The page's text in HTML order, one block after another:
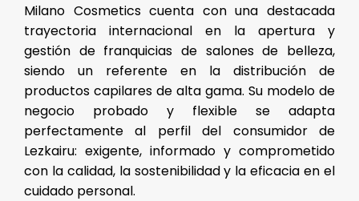
Milano Cosmetics cuenta con una destacada
trayectoria internacional en la apertura y
gestión de franquicias de salones de belleza,
siendo un referente en la distribución de
productos capilares de alta gama. Su modelo de
negocio probado y flexible se adapta
perfectamente al perfil del consumidor de
Lezkairu: exigente, informado y comprometido
con la calidad, la sostenibilidad y la eficacia en el
cuidado personal.